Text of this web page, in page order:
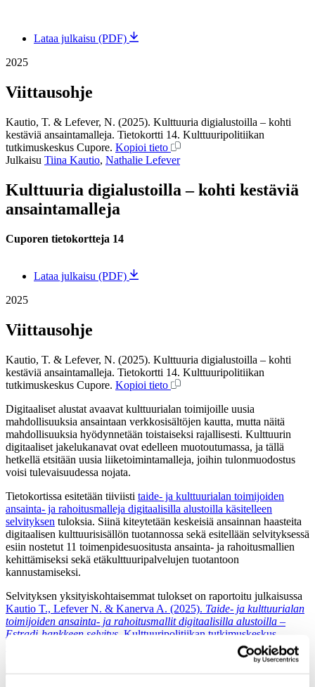
Lataa julkaisu (PDF)
2025
Viittausohje
Kautio, T. & Lefever, N. (2025). Kulttuuria digialustoilla – kohti
kestäviä ansaintamalleja. Tietokortti 14. Kulttuuripolitiikan
tutkimuskeskus Cupore. Kopioi tieto
Julkaisu Tiina Kautio, Nathalie Lefever
Kulttuuria digialustoilla – kohti kestäviä
ansaintamalleja
Cuporen tietokortteja 14
Lataa julkaisu (PDF)
2025
Viittausohje
Kautio, T. & Lefever, N. (2025). Kulttuuria digialustoilla – kohti
kestäviä ansaintamalleja. Tietokortti 14. Kulttuuripolitiikan
tutkimuskeskus Cupore. Kopioi tieto
Digitaaliset alustat avaavat kulttuurialan toimijoille uusia
mahdollisuuksia ansaintaan verkkosisältöjen kautta, mutta näitä
mahdollisuuksia hyödynnetään toistaiseksi rajallisesti. Kulttuurin
digitaaliset jakelukanavat ovat edelleen muotoutumassa, ja tällä
hetkellä etsitään uusia liiketoimintamalleja, joihin tulonmuodostus
voisi tulevaisuudessa nojata.
Tietokortissa esitetään tiiviisti taide- ja kulttuurialan toimijoiden
ansainta- ja rahoitusmalleja digitaalisilla alustoilla käsitelleen
selvityksen tuloksia. Siinä kiteytetään keskeisiä ansainnan haasteita
digitaalisen kulttuurisisällön tuotannossa sekä esitellään selvityksessä
esiin nostetut 11 toimenpidesuositusta ansainta- ja rahoitusmallien
kehittämiseksi sekä etäkulttuuripalvelujen tuotantoon
kannustamiseksi.
Selvityksen yksityiskohtaisemmat tulokset on raportoitu julkaisussa
Kautio T., Lefever N. & Kanerva A. (2025). Taide- ja kulttuurialan
toimijoiden ansainta- ja rahoitusmallit digitaalisilla alustoilla –
Estradi-hankkeen selvitys . Kulttuuripolitiikan tutkimuskeskus